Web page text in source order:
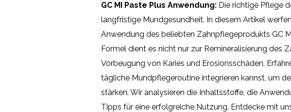
GC MI Paste Plus Anwendung: Die richtige Pflege
langfristige Mundgesundheit. In diesem Artikel
Anwendung des beliebten Zahnpflegeprodukts GC
Formel dient es nicht nur zur Remineralisierung des
Vorbeugung von Karies und Erosionsschäden.
tägliche Mundpflegeroutine integrieren kannst, um
stärken. Wir analysieren die Inhaltsstoffe, die
Tipps für eine erfolgreiche Nutzung. Entdecke mit